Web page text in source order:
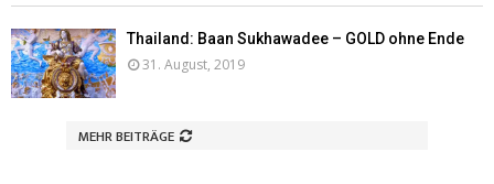
Thailand: Baan Sukhawadee – GOLD ohne Ende
31. August, 2019
MEHR BEITRÄGE